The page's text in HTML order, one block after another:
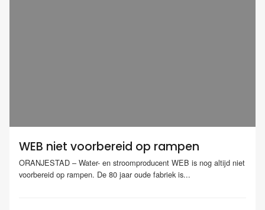
WEB niet voorbereid op rampen
ORANJESTAD – Water- en stroomproducent WEB is nog altijd niet
voorbereid op rampen. De 80 jaar oude fabriek is...